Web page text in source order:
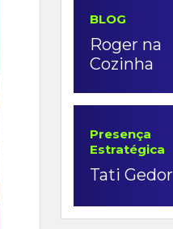
BLOG
Roger na
Cozinha
Presença
Estratégica
Tati Gedor